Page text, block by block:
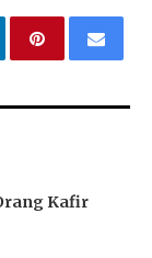
Kafir